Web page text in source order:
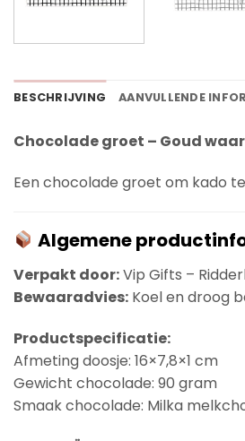
BESCHRIJVING AANVULLENDE
Chocolade groet – Goud
Een chocolade groet om kado
Algemene
Verpakt door:Vip Gifts –
Bewaaradvies: Koel en droog
Productspecificatie:
Afmeting doosje: 16×7,8×1 cm
Gewicht chocolade: 90 gram
Smaak chocolade: Milka